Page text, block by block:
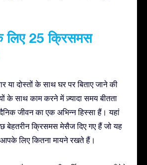
लिए 25 क्रिसमस
या दोस्तों के साथ घर पर बिताए जाने की
के साथ काम करने में ज़्यादा समय बीतता
जीवन का एक अभिन्न हिस्सा हैं। यहां
बेहतरीन क्रिसमस मेसैज दिए गए हैं जो यह
लिए कितना मायने रखते हैं।